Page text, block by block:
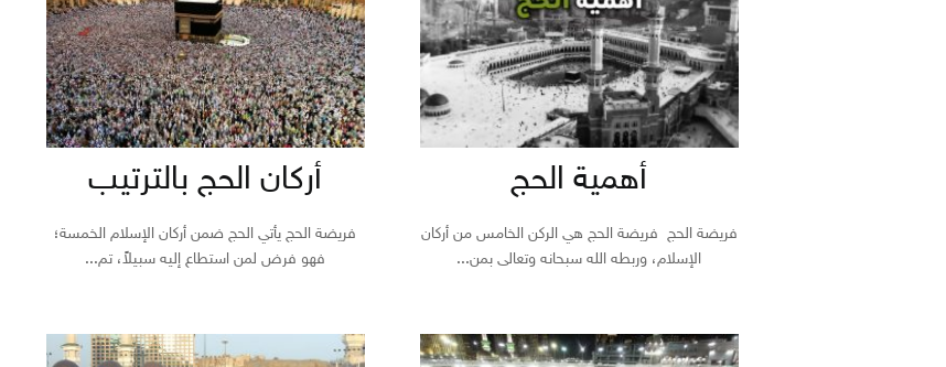
أهمية الحج
فريضة الحج فريضة الحج هي الركن الخامس من أركان
الإسلام، وربطه الله سبحانه وتعالى بمن...
أركان الحج بالترتيب
فريضة الحج يأتي الحج ضمن أركان الإسلام الخمسة؛
فهو فرض لمن استطاع إليه سبيلاً، تم...